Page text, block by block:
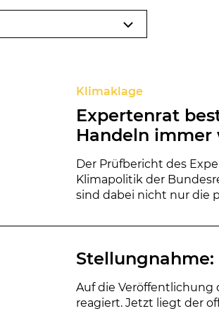
Klimaklage
Expertenrat
Handeln
Der Prüfbericht des
Klimapolitik der
sind dabei nicht nur die
Auf die Veröffentlichung
reagiert. Jetzt liegt der